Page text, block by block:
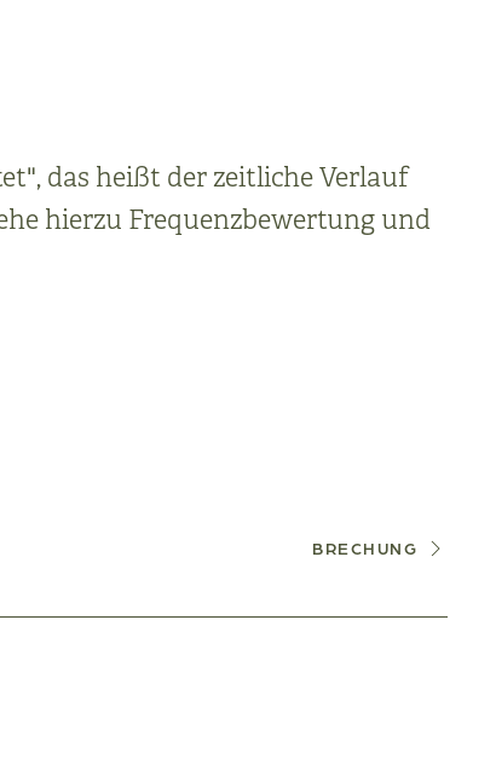
das heißt der zeitliche Verlauf
hierzu Frequenzbewertung und
BRECHUNG